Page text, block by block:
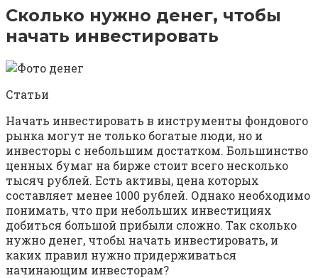
Сколько нужно денег, чтобы
начать инвестировать
Статьи
Начать инвестировать в инструменты фондового
рынка могут не только богатые люди, но и
инвесторы с небольшим достатком. Большинство
ценных бумаг на бирже стоит всего несколько
тысяч рублей. Есть активы, цена которых
составляет менее 1000 рублей. Однако необходимо
понимать, что при небольших инвестициях
добиться большой прибыли сложно. Так сколько
нужно денег, чтобы начать инвестировать, и
каких правил нужно придерживаться
начинающим инвесторам?